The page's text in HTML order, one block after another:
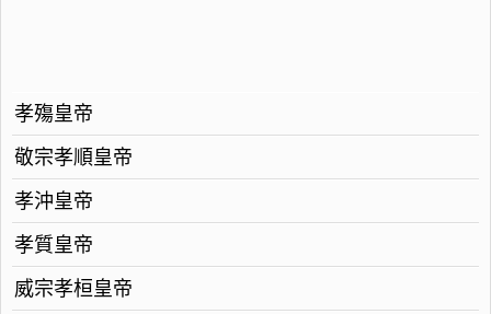
孝殤皇帝
敬宗孝順皇帝
孝沖皇帝
孝質皇帝
威宗孝桓皇帝